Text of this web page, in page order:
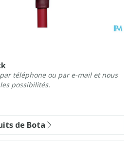
téléphone ou par e-mail et nous
possibilités.
de Bota